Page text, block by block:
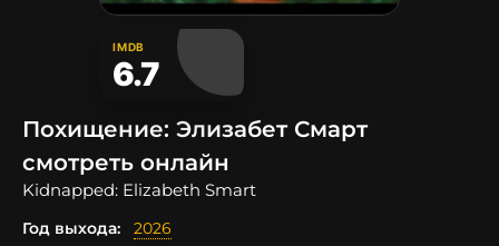
IMDB
6.7
Похищение: Элизабет Смарт
смотреть онлайн
Kidnapped: Elizabeth Smart
Год выхода:
2026